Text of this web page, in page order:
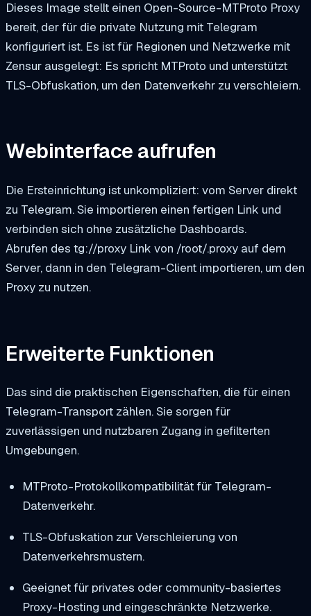
Dieses Image stellt einen Open-Source-MTProto Proxy
bereit, der für die private Nutzung mit Telegram
konfiguriert ist. Es ist für Regionen und Netzwerke mit
Zensur ausgelegt: Es spricht MTProto und unterstützt
TLS-Obfuskation, um den Datenverkehr zu verschleiern.
Webinterface aufrufen
Die Ersteinrichtung ist unkompliziert: vom Server direkt
zu Telegram. Sie importieren einen fertigen Link und
verbinden sich ohne zusätzliche Dashboards.
Abrufen des tg://proxy Link von /root/.proxy auf dem
Server, dann in den Telegram-Client importieren, um den
Proxy zu nutzen.
Erweiterte Funktionen
Das sind die praktischen Eigenschaften, die für einen
Telegram-Transport zählen. Sie sorgen für
zuverlässigen und nutzbaren Zugang in gefilterten
Umgebungen.
MTProto-Protokollkompatibilität für Telegram-
Datenverkehr.
TLS-Obfuskation zur Verschleierung von
Datenverkehrsmustern.
Geeignet für privates oder community-basiertes
Proxy-Hosting und eingeschränkte Netzwerke.